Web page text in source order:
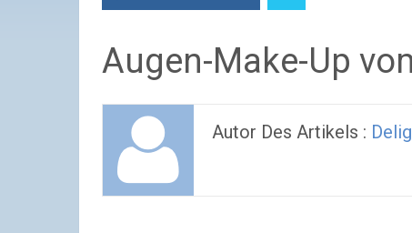
Augen-Make-Up
Autor Des Artikels :